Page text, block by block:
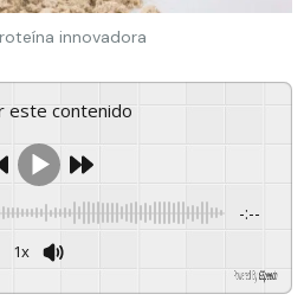
innovadora
este contenido
-:--
1x
GSpeech